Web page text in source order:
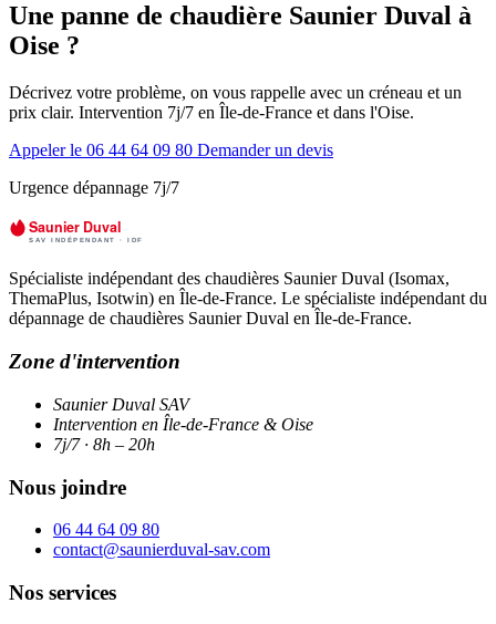
Une panne de chaudière Saunier Duval à
Oise ?
Décrivez votre problème, on vous rappelle avec un créneau et un
prix clair. Intervention 7j/7 en Île-de-France et dans l'Oise.
Appeler le 06 44 64 09 80 Demander un devis
Urgence dépannage 7j/7
Spécialiste indépendant des chaudières Saunier Duval (Isomax,
ThemaPlus, Isotwin) en Île-de-France. Le spécialiste indépendant du
dépannage de chaudières Saunier Duval en Île-de-France.
Zone d'intervention
Saunier Duval SAV
Intervention en Île-de-France & Oise
7j/7 · 8h – 20h
Nous joindre
06 44 64 09 80
contact@saunierduval-sav.com
Nos services